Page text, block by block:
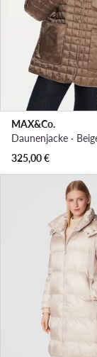
MAX&Co.
Daunenjacke ·
325,00€